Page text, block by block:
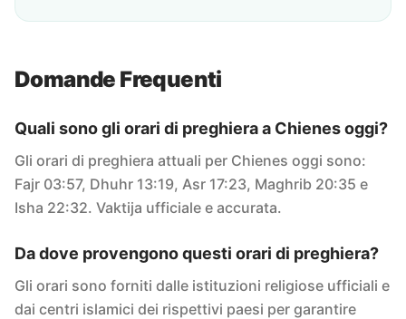
Domande Frequenti
Quali sono gli orari di preghiera a Chienes oggi?
Gli orari di preghiera attuali per Chienes oggi sono:
Fajr 03:57, Dhuhr 13:19, Asr 17:23, Maghrib 20:35 e
Isha 22:32. Vaktija ufficiale e accurata.
Da dove provengono questi orari di preghiera?
Gli orari sono forniti dalle istituzioni religiose ufficiali e
dai centri islamici dei rispettivi paesi per garantire